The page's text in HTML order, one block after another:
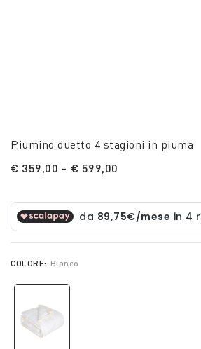
Piumino duetto 4 stagioni in piuma
€ 359,00 - € 599,00
COLORE: Bianco